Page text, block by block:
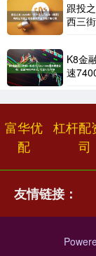
跟投
西三
K8金
速
富华优
配
杠杆配
司
友情链接：